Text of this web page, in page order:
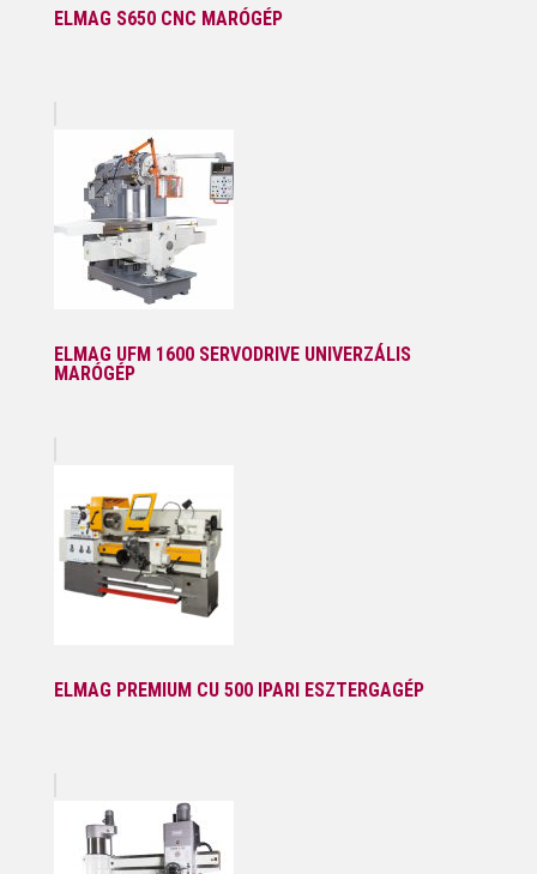
ELMAG S650 CNC MARÓGÉP
ELMAG UFM 1600 SERVODRIVE UNIVERZÁLIS
MARÓGÉP
ELMAG PREMIUM CU 500 IPARI ESZTERGAGÉP